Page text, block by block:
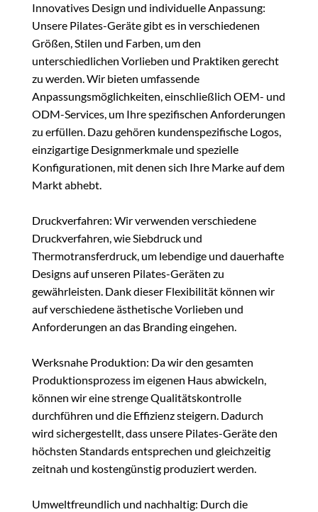
Innovatives Design und individuelle Anpassung:
Unsere Pilates-Geräte gibt es in verschiedenen
Größen, Stilen und Farben, um den
unterschiedlichen Vorlieben und Praktiken gerecht
zu werden. Wir bieten umfassende
Anpassungsmöglichkeiten, einschließlich OEM- und
ODM-Services, um Ihre spezifischen Anforderungen
zu erfüllen. Dazu gehören kundenspezifische Logos,
einzigartige Designmerkmale und spezielle
Konfigurationen, mit denen sich Ihre Marke auf dem
Markt abhebt.
Druckverfahren: Wir verwenden verschiedene
Druckverfahren, wie Siebdruck und
Thermotransferdruck, um lebendige und dauerhafte
Designs auf unseren Pilates-Geräten zu
gewährleisten. Dank dieser Flexibilität können wir
auf verschiedene ästhetische Vorlieben und
Anforderungen an das Branding eingehen.
Werksnahe Produktion: Da wir den gesamten
Produktionsprozess im eigenen Haus abwickeln,
können wir eine strenge Qualitätskontrolle
durchführen und die Effizienz steigern. Dadurch
wird sichergestellt, dass unsere Pilates-Geräte den
höchsten Standards entsprechen und gleichzeitig
zeitnah und kostengünstig produziert werden.
Umweltfreundlich und nachhaltig: Durch die